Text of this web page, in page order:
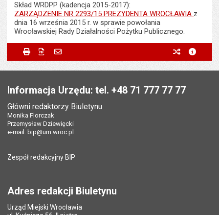
Skład WRDPP (kadencja 2015-2017):
ZARZĄDZENIE NR 2293/15 PREZYDENTA WROCŁAWIA z
dnia 16 września 2015 r. w sprawie powołania
Wrocławskiej Rady Działalności Pożytku Publicznego.
Metryczka
Odpowiedzialny za treść:
Ostatnio zaktualizował:
Data ostatniej aktualizacji:
Powiadom znajomego
Powiadom znajomego
Twoje imię i nazwisko
Twój adres e-mail Pole wymagane
Tytuł e-mailaPole wymagane
*
Adres e-mail znajomego
Pytanie antyspamowe
Drukuj Zapisz do PDF poprzednie
Informacja Urzędu: tel. +48 71 777 77 77
Główni redaktorzy Biuletynu
Monika Florczak
Przemysław Dziewięcki
e-mail: bip@um.wroc.pl
Zespół redakcyjny BIP
Adres redakcji Biuletynu
Urząd Miejski Wrocławia